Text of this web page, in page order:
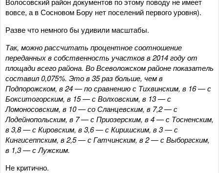
вовсе, а в Сосновом Бору нет поселений первого уровня).
Разве что немного бы удивили масштабы.
Так, можно рассчитать процентное соотношение
переданных в собственность участков в 2014 году от
площади всего района. Во Всеволожском районе показатель
составил 0,075%. Это в 35 раз больше, чем в
Подпорожском, в 24 — по сравнению с Тихвинским, в 16 — с
Бокситогорским, в 15 — с Волховским, в 13 — с
Ломоносовским, в 10 — со Сланцевским, в 7,2 — с
Лодейнопольским, в 7 — с Приозерским, в 4 — с Тосненским,
в 3,8 — с Кировским, в 3,6 — с Киришским, в 3 — с
Кингисеппским, в 2,5 — с Гатчинским, в 2 — с Выборгским,
в 1,3 — с Лужским.
Не критично.